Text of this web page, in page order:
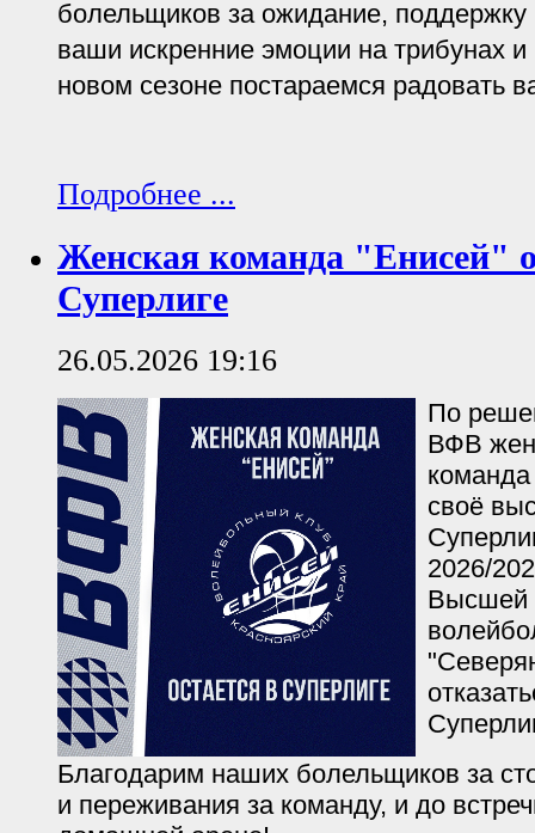
болельщиков за ожидание, поддержку
ваши искренние эмоции на трибунах
новом сезоне постараемся радовать
Подробнее ...
Женская команда "Енисей"
Суперлиге
26.05.2026 19:16
По
ВФВ
своё
2026/
Высшей
Благодарим наших болельщиков за
и переживания за команду, и до